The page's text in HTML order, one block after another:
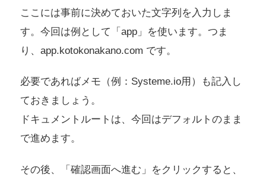
ここには事前に決めておいた文字列を入力しま
す。今回は例として「app」を使います。つま
り、app.kotokonakano.com です。
必要であればメモ（例：Systeme.io用）も記入し
ておきましょう。
ドキュメントルートは、今回はデフォルトのまま
で進めます。
その後、「確認画面へ進む」をクリックすると、